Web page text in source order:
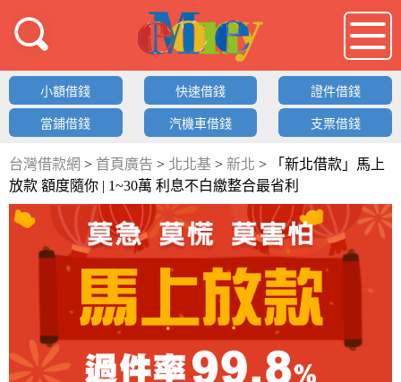
借錢LOGO
小額借錢 快速借錢 證件借錢
當鋪借錢 汽機車借錢 支票借錢
台灣借款網 > 首頁廣告 > 北北基 > 新北 >
「新北借款」馬上
放款 額度隨你 | 1~30萬 利息不白繳整合最省利